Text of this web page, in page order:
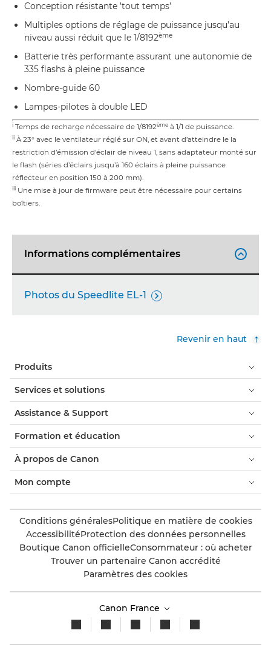
Conception résistante ’tout temps’
Multiples options de réglage de puissance jusqu’au
niveau aussi réduit que le 1/8192ème
Batterie très performante assurant une autonomie de
335 flashs à pleine puissance
Nombre-guide 60
Lampes-pilotes à double LED
i Temps de recharge nécessaire de 1/8192ème à 1/1 de puissance.
ii À 23° avec le ventilateur réglé sur ON, et avant d’atteindre le la
restriction d’émission d’éclair de niveau 1, sans adaptateur monté sur
le flash (séries d’éclairs jusqu’à 160 éclairs à pleine puissance
réflecteur en position 150 à 200 mm).
iii Une mise à jour de firmware peut être nécessaire pour certains
boîtiers.
Informations complémentaires 
Photos du Speedlite EL-1 
Revenir en haut
Produits
Services et solutions
Assistance & Support
Formation et éducation
À propos de Canon
Mon compte
Conditions généralesPolitique en matière de cookies
AccessibilitéProtection des données personnelles
Boutique Canon officielleConsommateur : où acheter
Trouver un partenaire Canon accrédité
Paramètres des cookies
Canon France